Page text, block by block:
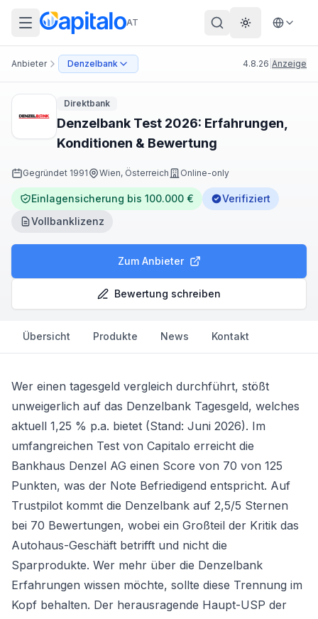
AT Theme
Anbieter Denzelbank 4.8.26 Anzeige
Direktbank
Denzelbank Test 2026: Erfahrungen,
Konditionen & Bewertung
Gegründet 1991 Wien, Österreich Online-only
Einlagensicherung bis 100.000 €
Verifiziert
Vollbanklizenz
Zum Anbieter
Bewertung schreiben
Übersicht Produkte News Kontakt
Wer einen tagesgeld vergleich durchführt, stößt
unweigerlich auf das Denzelbank Tagesgeld, welches
aktuell 1,25 % p.a. bietet (Stand: Juni 2026). Im
umfangreichen Test von Capitalo erreicht die
Bankhaus Denzel AG einen Score von 70 von 125
Punkten, was der Note Befriedigend entspricht. Auf
Trustpilot kommt die Denzelbank auf 2,5/5 Sternen
bei 70 Bewertungen, wobei ein Großteil der Kritik das
Autohaus-Geschäft betrifft und nicht die
Sparprodukte. Wer mehr über die Denzelbank
Erfahrungen wissen möchte, sollte diese Trennung im
Kopf behalten. Der herausragende Haupt-USP der